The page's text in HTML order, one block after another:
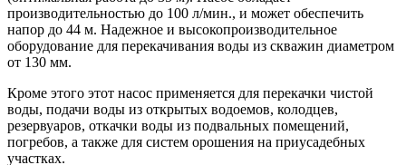
производительностью до 100 л/мин., и может обеспечить
напор до 44 м. Надежное и высокопроизводительное
оборудование для перекачивания воды из скважин диаметром
от 130 мм.
Кроме этого этот насос применяется для перекачки чистой
воды, подачи воды из открытых водоемов, колодцев,
резервуаров, откачки воды из подвальных помещений,
погребов, а также для систем орошения на приусадебных
участках.